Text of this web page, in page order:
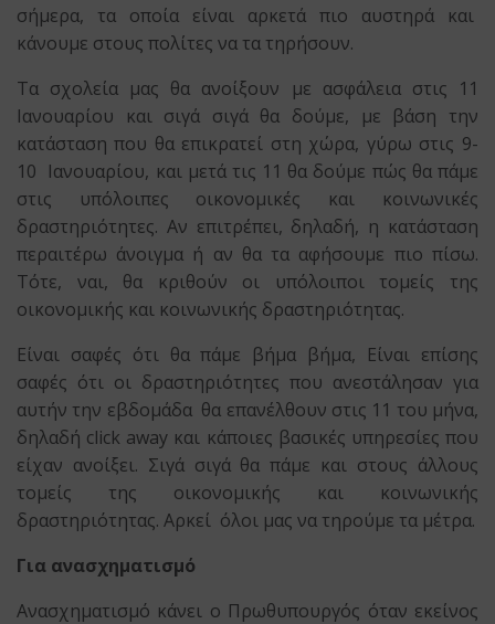
σήμερα, τα οποία είναι αρκετά πιο αυστηρά και
κάνουμε στους πολίτες να τα τηρήσουν.
Τα σχολεία μας θα ανοίξουν με ασφάλεια στις 11
Ιανουαρίου και σιγά σιγά θα δούμε, με βάση την
κατάσταση που θα επικρατεί στη χώρα, γύρω στις 9-
10 Ιανουαρίου, και μετά τις 11 θα δούμε πώς θα πάμε
στις υπόλοιπες οικονομικές και κοινωνικές
δραστηριότητες. Αν επιτρέπει, δηλαδή, η κατάσταση
περαιτέρω άνοιγμα ή αν θα τα αφήσουμε πιο πίσω.
Τότε, ναι, θα κριθούν οι υπόλοιποι τομείς της
οικονομικής και κοινωνικής δραστηριότητας.
Είναι σαφές ότι θα πάμε βήμα βήμα, Είναι επίσης
σαφές ότι οι δραστηριότητες που ανεστάλησαν για
αυτήν την εβδομάδα θα επανέλθουν στις 11 του μήνα,
δηλαδή click away και κάποιες βασικές υπηρεσίες που
είχαν ανοίξει. Σιγά σιγά θα πάμε και στους άλλους
τομείς της οικονομικής και κοινωνικής
δραστηριότητας. Αρκεί όλοι μας να τηρούμε τα μέτρα.
Για ανασχηματισμό
Ανασχηματισμό κάνει ο Πρωθυπουργός όταν εκείνος